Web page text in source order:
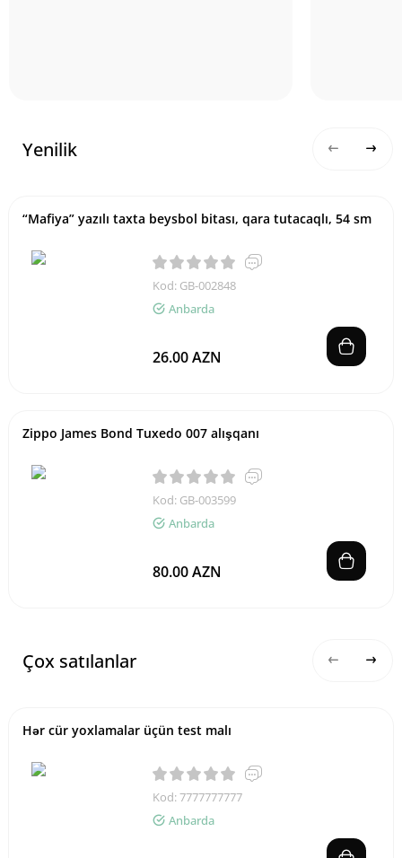
Yenilik
“Mafiya” yazılı taxta beysbol bitası, qara tutacaqlı, 54 sm
Kod: GB-002848
Anbarda
26.00 AZN
Zippo James Bond Tuxedo 007 alışqanı
Kod: GB-003599
Anbarda
80.00 AZN
Çox satılanlar
Hər cür yoxlamalar üçün test malı
Kod: 7777777777
Anbarda